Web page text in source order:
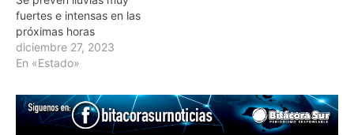
fuertes e intensas en las
próximas horas
diciembre 27, 2023
En «Estado»